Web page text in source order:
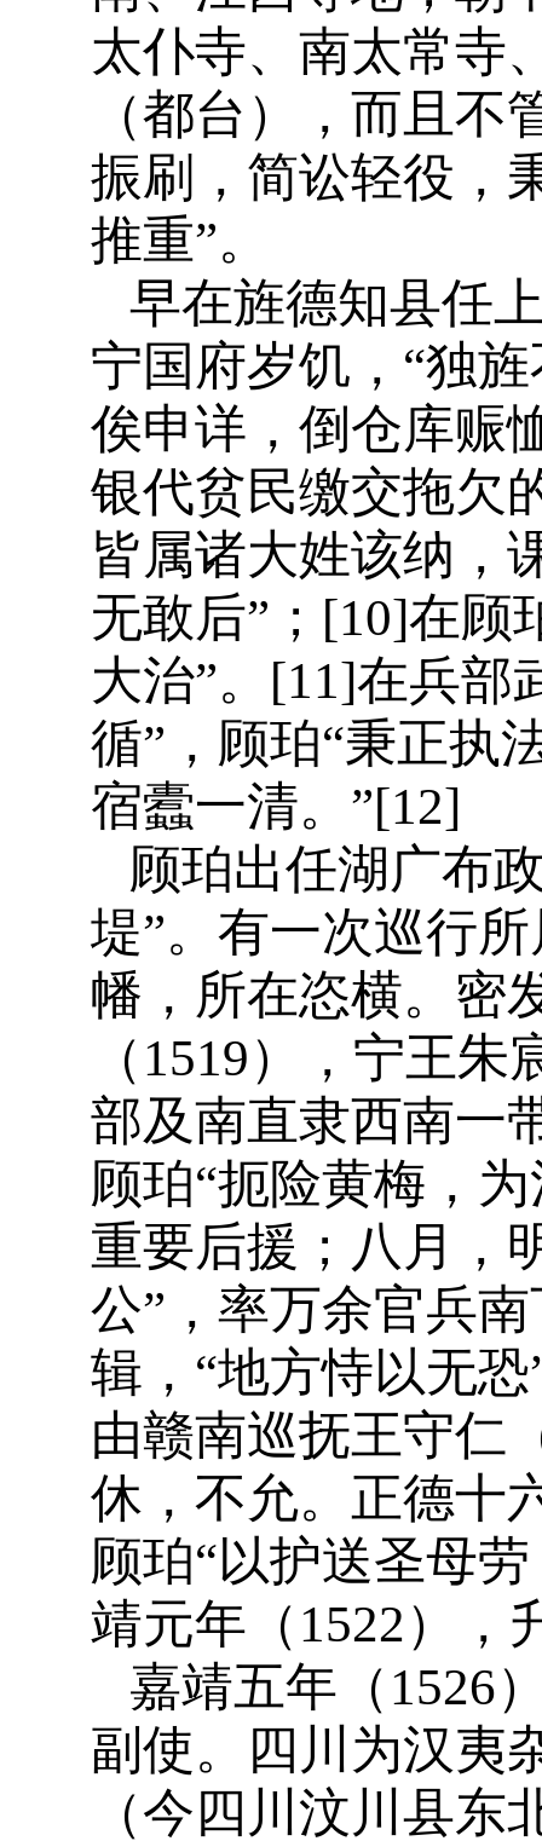
太仆寺、南太常寺
（都台），而且
振刷，简讼轻役，
推重”。
早在旌德知县任
宁国府岁饥，“独
俟申详，倒仓库赈
银代贫民缴交拖欠
皆属诸大姓该纳，
无敢后”；[10]在顾
大治”。[11]在兵部
循”，顾珀“秉正执
宿蠹一清。”[12]
顾珀出任湖广布
堤”。有一次巡行
幡，所在恣横。密
（1519），宁王
部及南直隶西南一
顾珀“扼险黄梅，
重要后援；八月，
公”，率万余官兵
辑，“地方恃以无
由赣南巡抚王守仁
休，不允。正德十
顾珀“以护送圣母
靖元年（1522），
嘉靖五年（1526
副使。四川为汉夷
（今四川汶川县